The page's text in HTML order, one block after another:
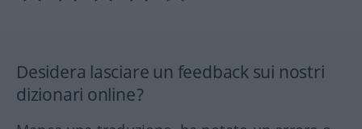
Desidera lasciare un feedback sui nostri
dizionari online?